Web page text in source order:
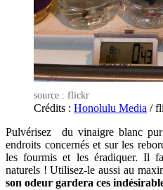
source : flickr
Crédits : Honolulu Media /
Pulvérisez du vinaigre blanc
endroits concernés et sur les
les fourmis et les éradiquer. Il
naturels ! Utilisez-le aussi au
son odeur gardera ces